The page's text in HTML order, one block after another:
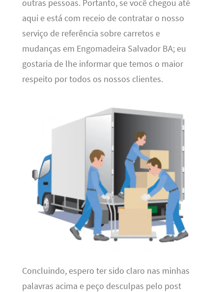
outras pessoas. Portanto, se você chegou até
aqui e está com receio de contratar o nosso
serviço de referência sobre carretos e
mudanças em Engomadeira Salvador BA; eu
gostaria de lhe informar que temos o maior
respeito por todos os nossos clientes.
Concluindo, espero ter sido claro nas minhas
palavras acima e peço desculpas pelo post